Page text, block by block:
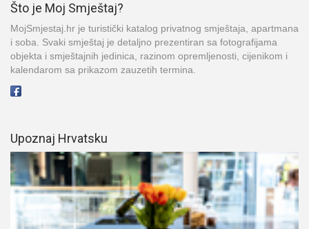
Što je Moj Smještaj?
MojSmjestaj.hr je turistički katalog privatnog smještaja, apartmana
i soba. Svaki smještaj je detaljno prezentiran sa fotografijama
objekta i smještajnih jedinica, razinom opremljenosti, cijenikom i
kalendarom sa prikazom zauzetih termina.
Upoznaj Hrvatsku